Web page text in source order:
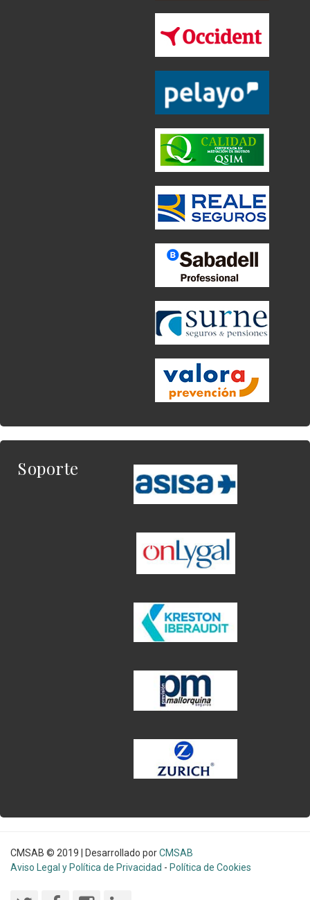
Soporte
CMSAB © 2019 | Desarrollado porCMSAB
Aviso Legal y Política de Privacidad - Política de Cookies